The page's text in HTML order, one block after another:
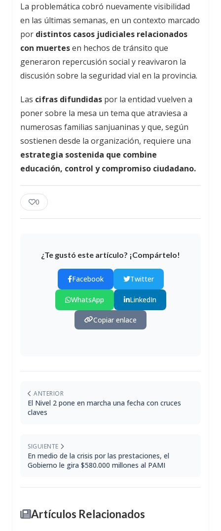
La problemática cobró nuevamente visibilidad
en las últimas semanas, en un contexto marcado
por distintos casos judiciales relacionados
con muertesen hechos de tránsito que
generaron repercusión social y reavivaron la
discusión sobre la seguridad vial en la provincia.
Las cifras difundidas por la entidad vuelven a
poner sobre la mesa un tema que atraviesa a
numerosas familias sanjuaninas y que, según
sostienen desde la organización, requiere una
estrategia sostenida que combine
educación, control y compromiso ciudadano.
0
¿Te gustó este artículo? ¡Compártelo!
Facebook Twitter
WhatsApp LinkedIn
Copiar enlace
ANTERIOR
El Nivel 2 pone en marcha una fecha con cruces
claves
SIGUIENTE
En medio de la crisis por las prestaciones, el
Gobierno le gira $580.000 millones al PAMI
Artículos Relacionados